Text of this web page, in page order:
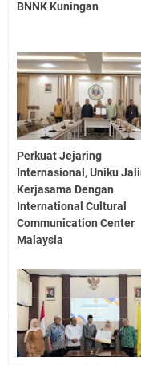
BNNK Kuningan
Perkuat Jejaring
Internasional, Uniku
Kerjasama Dengan
International Cultural
Communication Center
Malaysia